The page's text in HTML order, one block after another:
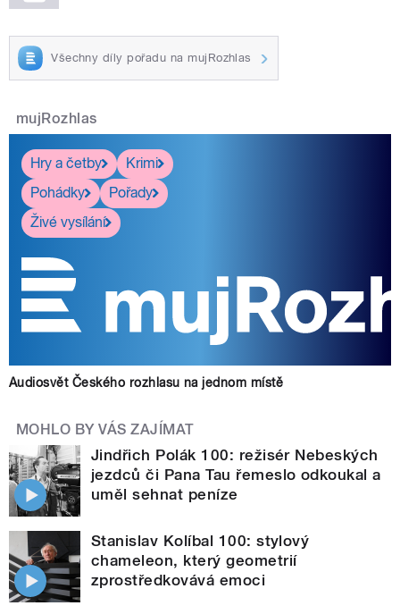
Všechny díly pořadu na mujRozhlas
mujRozhlas
Hry a četby
Krimi
Pohádky
Pořady
Živé vysílání
Audiosvět Českého rozhlasu na jednom místě
MOHLO BY VÁS ZAJÍMAT
Jindřich Polák 100: režisér Nebeských
jezdců či Pana Tau řemeslo odkoukal a
uměl sehnat peníze
Stanislav Kolíbal 100: stylový
chameleon, který geometrií
zprostředkovává emoci